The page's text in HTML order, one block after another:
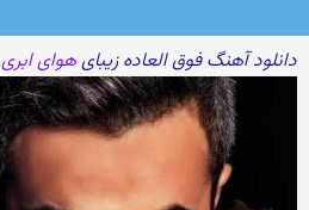
دانلود آهنگ فوق العاده زیبایهوای ابری